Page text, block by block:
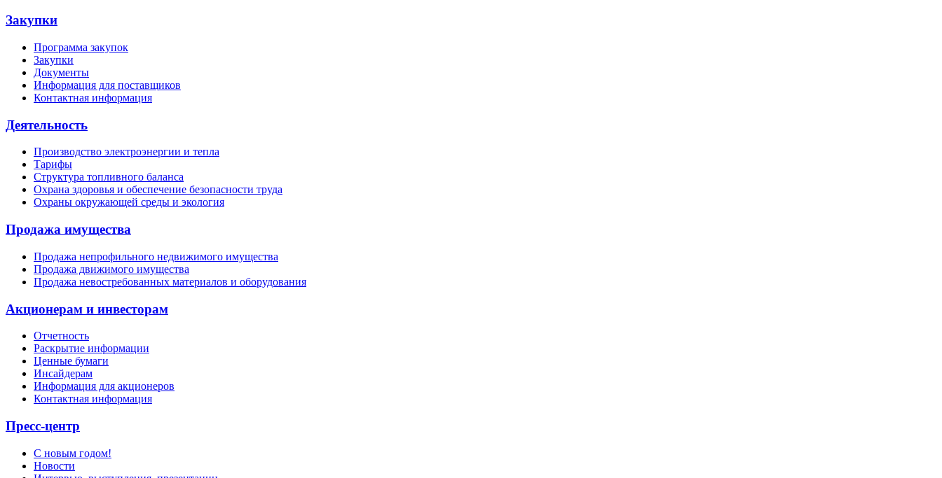
Закупки
Программа закупок
Закупки
Документы
Информация для поставщиков
Контактная информация
Деятельность
Производство электроэнергии и тепла
Тарифы
Структура топливного баланса
Охрана здоровья и обеспечение безопасности труда
Охраны окружающей среды и экология
Продажа имущества
Продажа непрофильного недвижимого имущества
Продажа движимого имущества
Продажа невостребованных материалов и оборудования
Акционерам и инвесторам
Отчетность
Раскрытие информации
Ценные бумаги
Инсайдерам
Информация для акционеров
Контактная информация
Пресс-центр
С новым годом!
Новости